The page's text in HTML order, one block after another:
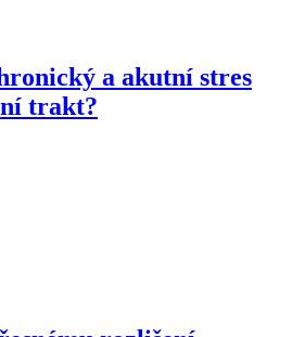
a akutní stres
trakt?